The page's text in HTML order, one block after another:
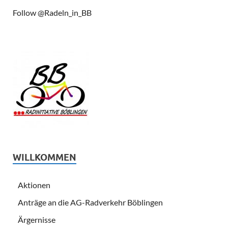
Follow @Radeln_in_BB
WILLKOMMEN
Aktionen
Anträge an die AG-Radverkehr Böblingen
Ärgernisse